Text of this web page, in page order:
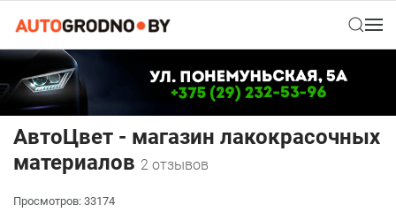
АвтоЦвет - магазин лакокрасочных
материалов 2 отзывов
Просмотров: 33174